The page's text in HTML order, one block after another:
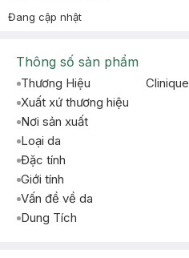
Đang cập nhật
Thông số sản phẩm
Thương Hiệu
Clinique
Xuất xứ thương hiệu
Nơi sản xuất
Loại da
Đặc tính
Giới tính
Vấn đề về da
Dung Tích